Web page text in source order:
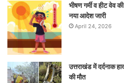
भीषण गर्मी व हीट वेव
नया आदेश जारी
April 24, 2026
उत्तराखंड में दर्दनाक
की मौत